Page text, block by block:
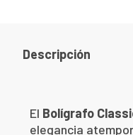
Descripción
El Bolígrafo
elegancia